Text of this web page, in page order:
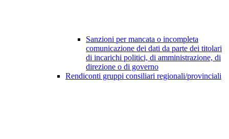
Sanzioni per mancata o incompleta
comunicazione dei dati da parte dei titolari
di incarichi politici, di amministrazione, di
direzione o di governo
Rendiconti gruppi consiliari regionali/provinciali